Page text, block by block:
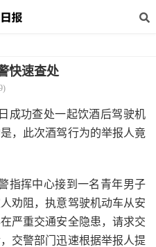
快速查处
成功查处一起饮酒后驾驶机
，此次酒驾行为的举报人竟
指挥中心接到一名青年男子
劝阻，执意驾驶机动车从安
严重交通安全隐患，请求交
交警部门迅速根据举报人提